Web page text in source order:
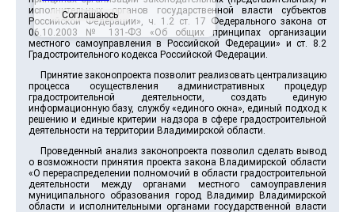
исполнительных органов государственной власти субъектов
Российской Федерации», ч. 1.2 ст. 17 Федерального закона от
06.10.2003 № 131-ФЗ «Об общих принципах организации
местного самоуправления в Российской Федерации» и ст. 8.2
Градостроительного кодекса Российской Федерации.
Принятие законопроекта позволит реализовать централизацию
процесса осуществления административных процедур
градостроительной деятельности, создать единую
информационную базу, службу «единого окна», единый подход к
решению и единые критерии надзора в сфере градостроительной
деятельности на территории Владимирской области.
Проведенный анализ законопроекта позволил сделать вывод
о возможности принятия проекта закона Владимирской области
«О перераспределении полномочий в области градостроительной
деятельности между органами местного самоуправления
муниципального образования город Владимир Владимирской
области и исполнительными органами государственной власти
Соглашаюсь